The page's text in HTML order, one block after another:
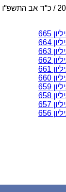
665
664
663
662
661
660
659
658
657
656